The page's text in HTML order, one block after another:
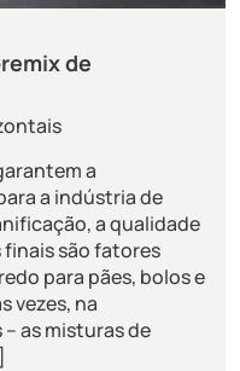
de
a
a indústria de
a qualidade
são fatores
para pães, bolos e
vezes, na
as misturas de